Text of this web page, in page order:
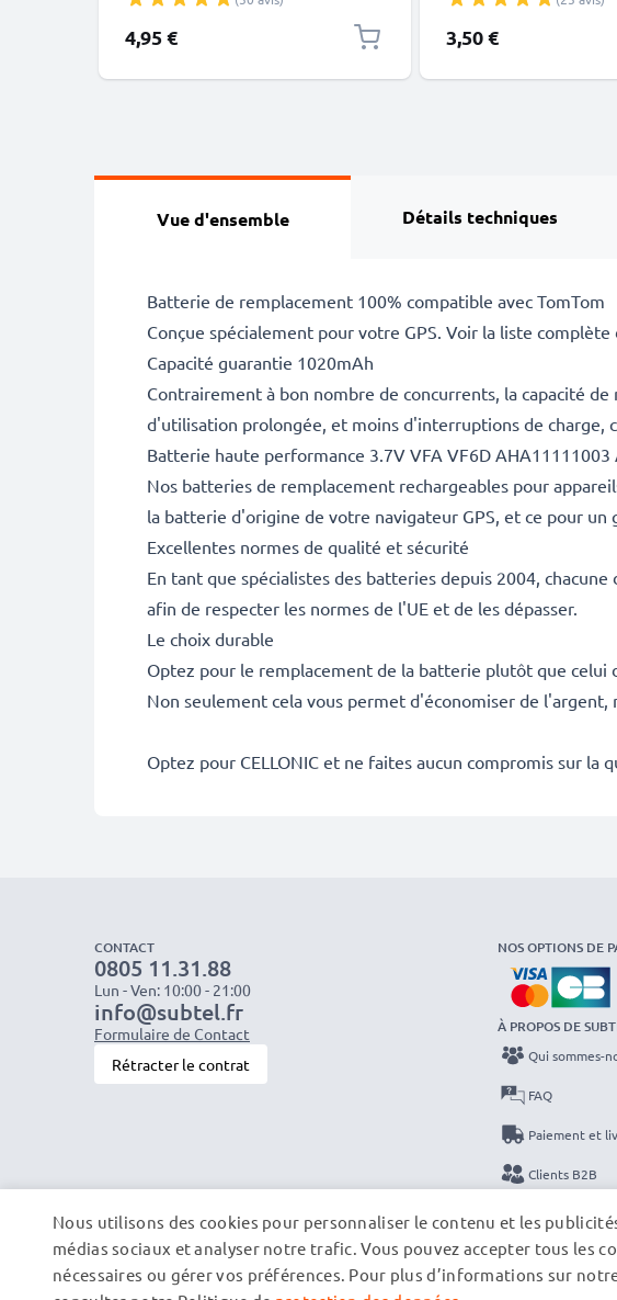
4,95 €
casque tablette câble de
noir nylon
3,50 €
Vue d'ensemble Détails techniques
Batterie de remplacement 100% compatible avec TomTom
Conçue spécialement pour votre GPS. Voir la liste
Capacité guarantie 1020mAh
Contrairement à bon nombre de concurrents, la capacité
d'utilisation prolongée, et moins d'interruptions de charge,
Batterie haute performance 3.7V VFA VF6D AHA11111003
Nos batteries de remplacement rechargeables pour
la batterie d'origine de votre navigateur GPS, et ce pour un
Excellentes normes de qualité et sécurité
En tant que spécialistes des batteries depuis 2004,
afin de respecter les normes de l'UE et de les dépasser.
Le choix durable
Optez pour le remplacement de la batterie plutôt que celui
Non seulement cela vous permet d'économiser de
Optez pour CELLONIC et ne faites aucun compromis sur la
CONTACT
0805 11.31.88
Lun - Ven: 10:00 - 21:00
info@subtel.fr
Formulaire de Contact
Rétracter le contrat
NOS OPTIONS DE
À PROPOS DE
Qui sommes-
FAQ
Paiement et
Clients B2B
Catalogues
Contact
Nous utilisons des cookies pour personnaliser le contenu et les
médias sociaux et analyser notre trafic. Vous pouvez accepter tous les
nécessaires ou gérer vos préférences. Pour plus d’informations sur